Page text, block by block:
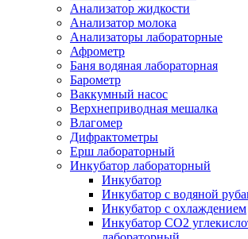
Анализатор жидкости
Анализатор молока
Анализаторы лабораторные
Афрометр
Баня водяная лабораторная
Барометр
Ваккумный насос
Верхнеприводная мешалка
Влагомер
Дифрактометры
Ерш лабораторный
Инкубатор лабораторный
Инкубатор
Инкубатор с водяной
Инкубатор с охлаждением
Инкубатор СО2